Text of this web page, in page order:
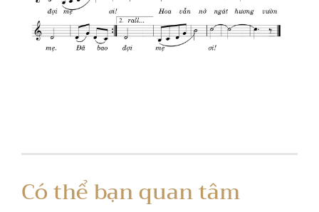
Có thể bạn quan tâm